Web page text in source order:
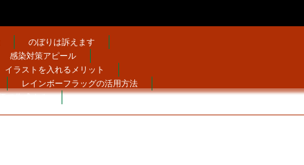
のぼりは訴えます
感染対策アピール
イラストを入れるメリット
レインボーフラッグの活用方法